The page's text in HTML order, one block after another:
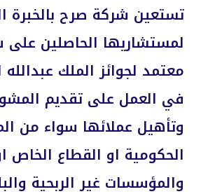
تستعين شركة صرح بالخبرة
لمستشاريها الحاصلين
معتمد لجوائز الملك عبدالله
في العمل على تقديم
وتأهيل عملائها سواء من
الحكومية او القطاع الخاص
والمؤسسات غير الربحية